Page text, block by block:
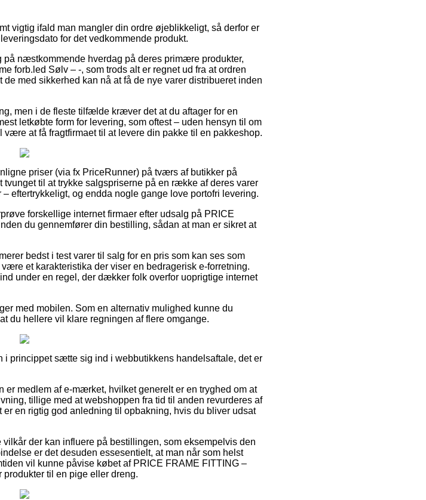
vigtig ifald man mangler din ordre øjeblikkeligt, så derfor er
for det vedkommende produkt.
næstkommende hverdag på deres primære produkter,
forb.led Sølv – -, som trods alt er regnet ud fra at ordren
med sikkerhed kan nå at få de nye varer distribueret inden
men i de fleste tilfælde kræver det at du aftager for en
letkøbte form for levering, som oftest – uden hensyn til om
at få fragtfirmaet til at levere din pakke til en pakkeshop.
priser (via fx PriceRunner) på tværs af butikker på
til at trykke salgspriserne på en række af deres varer
eftertrykkeligt, og endda nogle gange love portofri levering.
forskellige internet firmaer efter udsalg på PRICE
du gennemfører din bestilling, sådan at man er sikret at
bedst i test varer til salg for en pris som kan ses som
et karakteristika der viser en bedragerisk e-forretning.
under en regel, der dækker folk overfor uoprigtige internet
med mobilen. Som en alternativ mulighed kunne du
du hellere vil klare regningen af flere omgange.
i princippet sætte sig ind i webbutikkens handelsaftale, det er
er medlem af e-mærket, hvilket generelt er en tryghed om at
tillige med at webshoppen fra tid til anden revurderes af
en rigtig god anledning til opbakning, hvis du bliver udsat
der kan influere på bestillingen, som eksempelvis den
er det desuden essesentielt, at man når som helst
vil kunne påvise købet af PRICE FRAME FITTING –
til en pige eller dreng.